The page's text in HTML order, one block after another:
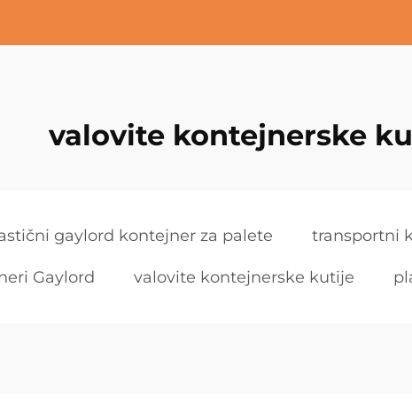
valovite kontejnerske
gaylord kontejner za palete transportni
Gaylord valovite kontejnerske kutije